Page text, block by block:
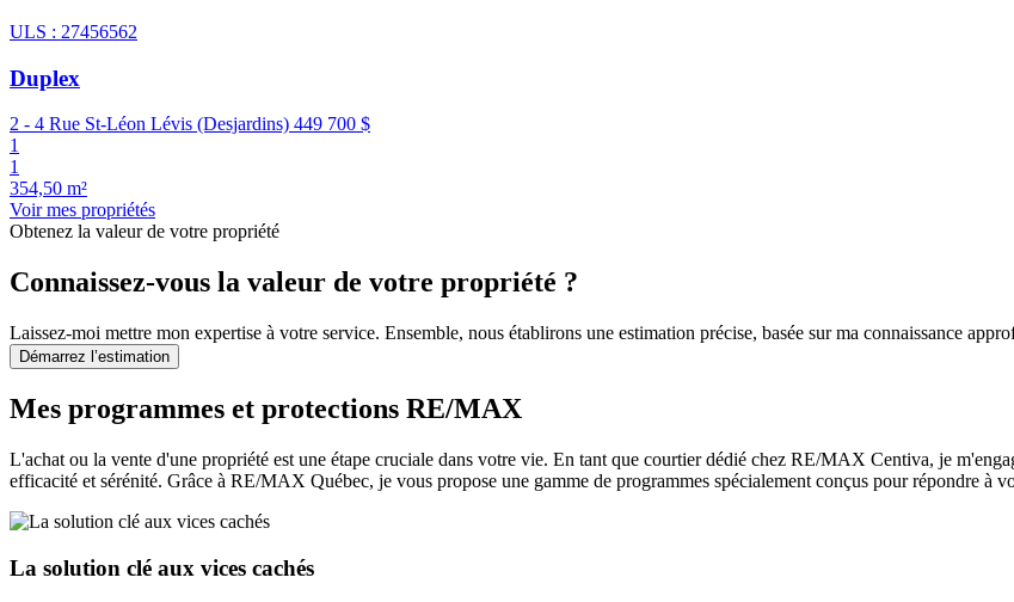
ULS : 27456562
Duplex
2 - 4 Rue St-Léon Lévis (Desjardins) 449 700 $
1
1
354,50 m²
Voir mes propriétés
Obtenez la valeur de votre propriété
Connaissez-vous la valeur de votre propriété ?
Laissez-moi mettre mon expertise à votre service. Ensemble, nous établirons une estimation précise, basée sur ma connaissance
Démarrez l’estimation
Mes programmes et protections RE/MAX
L'achat ou la vente d'une propriété est une étape cruciale dans votre vie. En tant que courtier dédié chez RE/MAX Centiva, je
efficacité et sérénité. Grâce à RE/MAX Québec, je vous propose une gamme de programmes spécialement conçus pour répondre à
La solution clé aux vices cachés